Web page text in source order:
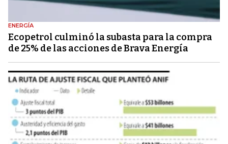
ENERGÍA
Ecopetrol culminó la subasta para la compra
de 25% de las acciones de Brava Energía